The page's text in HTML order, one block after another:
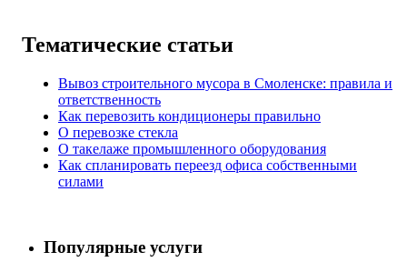
Тематические статьи
Вывоз строительного мусора в Смоленске: правила и
ответственность
Как перевозить кондиционеры правильно
О перевозке стекла
О такелаже промышленного оборудования
Как спланировать переезд офиса собственными
силами
Популярные услуги